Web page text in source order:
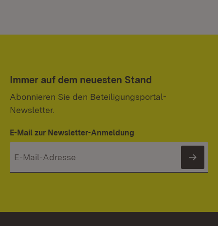
Immer auf dem neuesten Stand
Abonnieren Sie den Beteiligungsportal-
Newsletter.
E-Mail zur Newsletter-Anmeldung